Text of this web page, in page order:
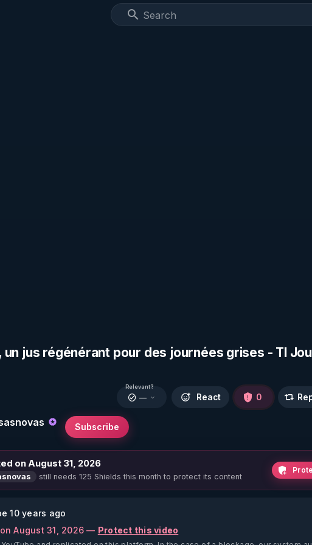
un jus régénérant pour des journées grises - TI
Subscribe
Relevant?
— React 0
on August 31, 2026
still needs 125 Shields this month to protect its content
10 years ago
August 31, 2026 — Protect this video